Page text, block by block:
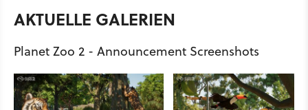
AKTUELLE GALERIEN
Planet Zoo 2 - Announcement Screenshots